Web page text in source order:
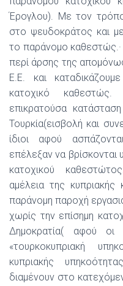
Έρογλου). Με τον
στο ψευδοκράτος και
το παράνομο
περί άρσης της
Ε.Ε. και
κατοχικό
επικρατούσα
Τουρκία(εισβολή και
ίδιοι αφού
επέλεξαν να βρίσκονται
κατοχικού
αμέλεια της κυπριακής
παράνομη παροχή
χωρίς την επίσημη
Δημοκρατία( αφού
«τουρκοκυπριακή
κυπριακής
διαμένουν στο